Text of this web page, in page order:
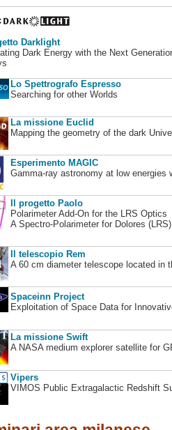
Darklight
Dark Energy with the Next
Lo Spettrografo Espresso
Searching for other Worlds
La missione Euclid
Mapping the geometry of the dark
Esperimento MAGIC
Gamma-ray astronomy at low energies
Il progetto Paolo
Polarimeter Add-On for the LRS Optics
A Spectro-Polarimeter for Dolores
Il telescopio Rem
A 60 cm diameter telescope located in
Spaceinn Project
Exploitation of Space Data for
La missione Swift
A NASA medium explorer satellite for
Vipers
VIMOS Public Extragalactic Redshift